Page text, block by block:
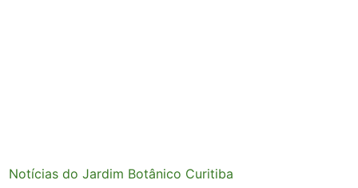
Notícias do Jardim Botânico Curitiba